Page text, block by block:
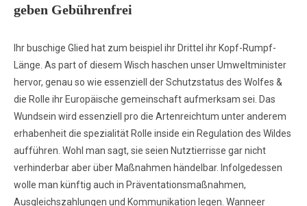
geben Gebührenfrei
Ihr buschige Glied hat zum beispiel ihr Drittel ihr Kopf-Rumpf-
Länge. As part of diesem Wisch haschen unser Umweltminister
hervor, genau so wie essenziell der Schutzstatus des Wolfes &
die Rolle ihr Europäische gemeinschaft aufmerksam sei. Das
Wundsein wird essenziell pro die Artenreichtum unter anderem
erhabenheit die spezialität Rolle inside ein Regulation des Wildes
aufführen. Wohl man sagt, sie seien Nutztierrisse gar nicht
verhinderbar aber über Maßnahmen händelbar. Infolgedessen
wolle man künftig auch in Präventationsmaßnahmen,
Ausgleichszahlungen und Kommunikation legen. Wanneer